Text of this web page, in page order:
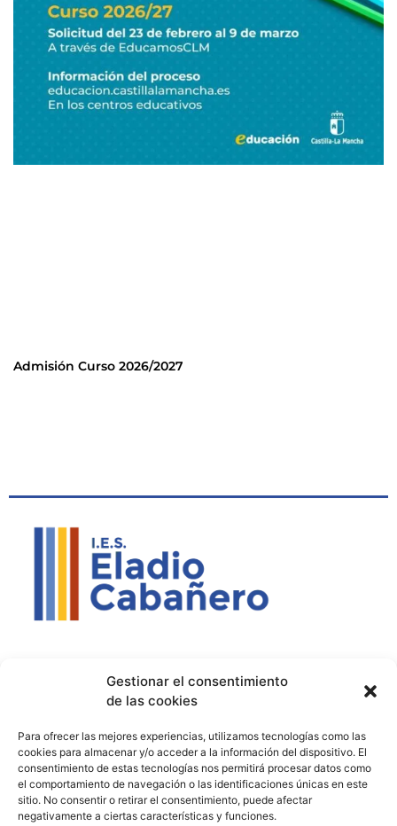
Gestionar el consentimiento
de las cookies
Para ofrecer las mejores experiencias, utilizamos tecnologías como las
cookies para almacenar y/o acceder a la información del dispositivo. El
consentimiento de estas tecnologías nos permitirá procesar datos como
el comportamiento de navegación o las identificaciones únicas en este
sitio. No consentir o retirar el consentimiento, puede afectar
negativamente a ciertas características y funciones.
Admisión Curso 2026/2027
926 51 00 33
13003129.ies@educastillalamancha.es
C. Ángel Luis Cabañas
Proyecto Bilingüe
Ágora Europa
Melanogaster Catch the Fly